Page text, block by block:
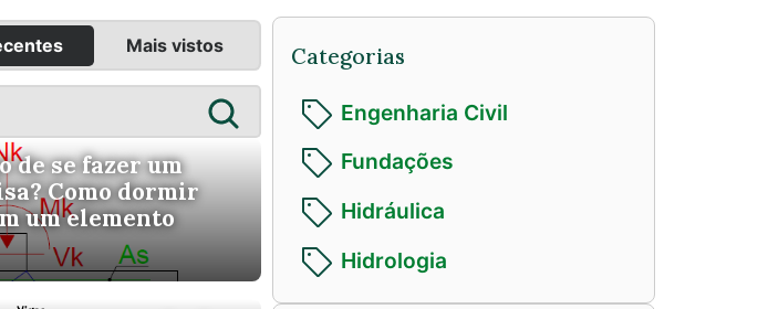
Mais vistos
de se fazer um
Como dormir
um elemento
Categorias
Engenharia Civil
Fundações
Hidráulica
Hidrologia